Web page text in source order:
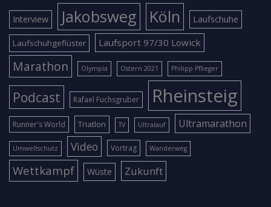
Interview Jakobsweg Köln Laufschuhe
Laufschuhgeflüster Laufsport 97/30 Lowick
Marathon Olympia Ostern 2021 Philipp Pflieger
Podcast Rafael Fuchsgruber Rheinsteig
Runner's World Triatlon TV Ultralauf Ultramarathon
Umweltschutz Video Vortrag Wanderweg
Wettkampf Wüste Zukunft